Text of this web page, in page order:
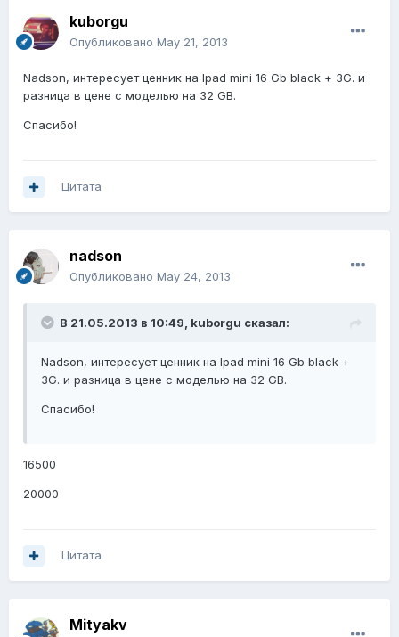
kuborgu
Опубликовано May 21, 2013
Nadson, интересует ценник на Ipad mini 16 Gb black + 3G. и
разница в цене с моделью на 32 GB.
Спасибо!
Цитата
nadson
Опубликовано May 24, 2013
В 21.05.2013 в 10:49, kuborgu сказал:
Nadson, интересует ценник на Ipad mini 16 Gb black +
3G. и разница в цене с моделью на 32 GB.
Спасибо!
16500
20000
Цитата
Mityakv